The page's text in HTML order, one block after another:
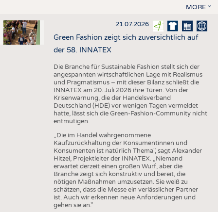
MORE
21.07.2026
Green Fashion zeigt sich zuversichtlich auf
der 58. INNATEX
Die Branche für Sustainable Fashion stellt sich der
angespannten wirtschaftlichen Lage mit Realismus
und Pragmatismus – mit dieser Bilanz schließt die
INNATEX am 20. Juli 2026 ihre Türen. Von der
Krisenwarnung, die der Handelsverband
Deutschland (HDE) vor wenigen Tagen vermeldet
hatte, lässt sich die Green-Fashion-Community nicht
entmutigen.
„Die im Handel wahrgenommene
Kaufzurückhaltung der Konsumentinnen und
Konsumenten ist natürlich Thema", sagt Alexander
Hitzel, Projektleiter der INNATEX. „Niemand
erwartet derzeit einen großen Wurf, aber die
Branche zeigt sich konstruktiv und bereit, die
nötigen Maßnahmen umzusetzen. Sie weiß zu
schätzen, dass die Messe ein verlässlicher Partner
ist. Auch wir erkennen neue Anforderungen und
gehen sie an."